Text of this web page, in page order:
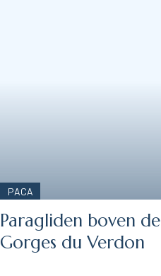
PACA
Paragliden boven de
Gorges du Verdon